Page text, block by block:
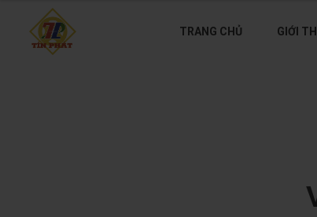
TRANG CHỦ GIỚI